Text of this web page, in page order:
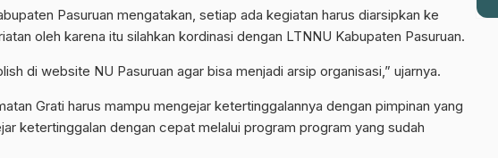
Join Sekarang
Pasuruan mengatakan, setiap ada kegiatan harus diarsipkan ke
oleh karena itu silahkan kordinasi dengan LTNNU Kabupaten Pasuruan.
di website NU Pasuruan agar bisa menjadi arsip organisasi,” ujarnya.
Grati harus mampu mengejar ketertinggalannya dengan pimpinan yang
ketertinggalan dengan cepat melalui program program yang sudah